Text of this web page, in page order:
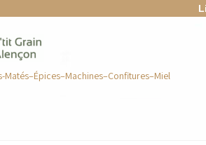
Matés–Épices–Machines–Confitures–Miel